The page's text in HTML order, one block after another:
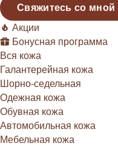
Свяжитесь со мной
Акции
Бонусная программа
Вся кожа
Галантерейная кожа
Шорно-седельная
Одежная кожа
Обувная кожа
Автомобильная кожа
Мебельная кожа